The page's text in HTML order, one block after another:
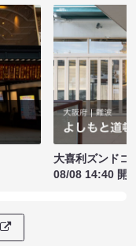
大喜利ズンドコ
08/08 14:40 開